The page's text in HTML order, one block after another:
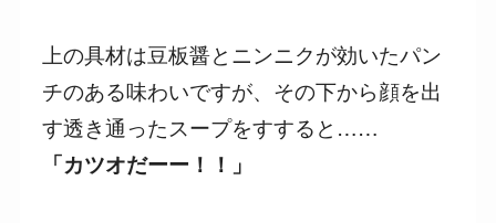
上の具材は豆板醤とニンニクが効いたパン
チのある味わいですが、その下から顔を出
す透き通ったスープをすすると……
「カツオだーー！！」